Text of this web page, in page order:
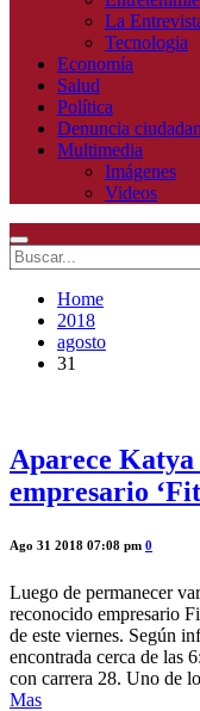
La
Tecnologia
Economía
Salud
Política
Denuncia
Multimedia
Imágenes
Videos
Home
2018
agosto
31
Aparece Katya
empresario
Ago 31 2018 07:08 pm 0
Luego de permanecer
reconocido empresario
de este viernes. Según
encontrada cerca de las
con carrera 28. Uno de
Mas